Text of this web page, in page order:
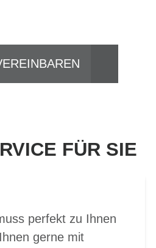
FÜR SIE
perfekt zu Ihnen
gerne mit